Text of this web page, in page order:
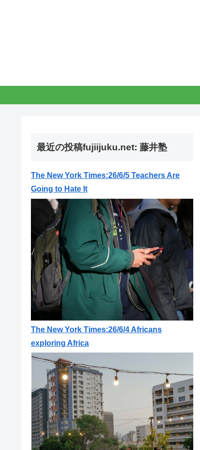
最近の投稿fujiijuku.net: 藤井塾
The New York Times:26/6/5 Teachers Are
Going to Hate It
The New York Times:26/6/4 Africans
exploring Africa